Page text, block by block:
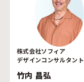
株式会社ソフィア
デザインコンサルタント
竹内 昌弘